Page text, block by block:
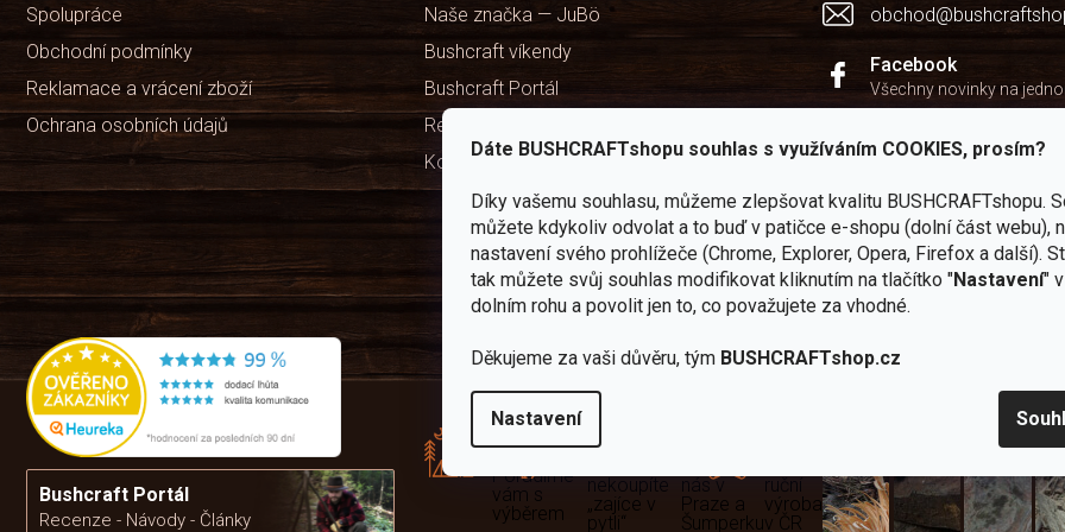
Dáte BUSHCRAFTshopu souhlas s využíváním COOKIES, prosím?
Díky vašemu souhlasu, můžeme zlepšovat kvalitu BUSHCRAFTshopu.
můžete kdykoliv odvolat a to buď v patičce e-shopu (dolní část webu),
nastavení svého prohlížeče (Chrome, Explorer, Opera, Firefox a další).
tak můžete svůj souhlas modifikovat kliknutím na tlačítko "Nastavení"
dolním rohu a povolit jen to, co považujete za vhodné.
Děkujeme za vaši důvěru, tým BUSHCRAFTshop.cz
Nastavení
Spolupráce
Obchodní podmínky
Reklamace a vrácení zboží
Ochrana osobních údajů
Naše značka — JuBö
Bushcraft víkendy
Bushcraft Portál
Recenze obchodu
Kontakty
Facebook
Všechny novinky na
Zážitky z našich výprav
Youtube
Užitečné recenze a návody
Bushcraft Portál
Recenze - Návody - Články
Rádi
předáváme
zkušenosti
Poradíme
vám s
výběrem
Zboží
testujeme
nekoupíte
„zajíce v
pytli“
nás v
Praze a
Šumperku
ruční
výroba
v ČR
Užijte si to v